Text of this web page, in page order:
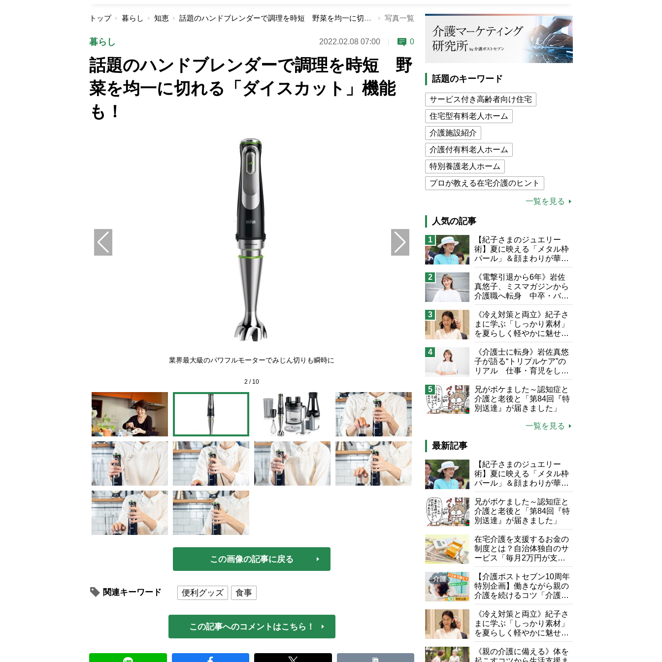
トップ 暮らし 知恵 話題のハンドブレンダーで調理を時短 野菜を均一に切れる「ダイスカット」機能も！ 写真一覧
暮らし 2022.02.08 07:00 0
話題のハンドブレンダーで調理を時短 野
菜を均一に切れる「ダイスカット」機能
も！
業界最大級のパワフルモーターでみじん切りも瞬時に
【1】専用スタンド【2】フードプロセッサー【3】本体＋アクティブブレード
ップ【5】こねベラ【6】カッター【7】カッターツール【8】泡立て器。使用
カップに洗剤とぬるま湯を入れて10～20秒間攪拌させるだけ。本体を立てか
きで、調理中も収納時も場所を取らない
2 / 10
この画像の記事に戻る
関連キーワード 便利グッズ 食事
この記事へのコメントはこちら！
話題のキーワード
サービス付き高齢者向け住宅
住宅型有料老人ホーム
介護施設紹介
介護付有料老人ホーム
特別養護老人ホーム
プロが教える在宅介護のヒント
介護食
高木ブー
ケアマネジャー
猫が母になつきません
息子の遠距離介護サバイバル術
兄がボケました
便利なサービス
予防法
一覧を見る
人気の記事
1
【紀子さまのジュエリー
術】夏に映える「メタル枠
パール」＆顔まわりが華や
ぐ「揺れる一粒」の使い分
け方
2
《電撃引退から6年》岩佐
真悠子、ミスマガジンから
介護職へ転身 中卒・バイ
ト経験ゼロの彼女が見つけ
た“居場所”「社会の役に立
ちながら自分らしくいられ
る」
3
《冷え対策と両立》紀子さ
まに学ぶ「しっかり素材」
を夏らしく軽やかに魅せる
3つの着こなし法則
4
《介護士に転身》岩佐真悠
子が語る“トリプルケア”の
リアル 仕事・育児をしな
がら96歳の義祖母と同居し
て介護 プロだから言える
「家での介護は“雑”でも気
にしない」
5
兄がボケました～認知症と
介護と老後と「第84回『特
別送達』が届きました」
一覧を見る
最新記事
【紀子さまのジュエリー
術】夏に映える「メタル枠
パール」＆顔まわりが華や
ぐ「揺れる一粒」の使い分
け方
兄がボケました～認知症と
介護と老後と「第84回『特
別送達』が届きました」
在宅介護を支援するお金の
制度とは？自治体独自のサ
ービス「毎月2万円が支給
される」ケースも【FP解
説】
【介護ポストセブン10周年
特別企画】働きながら親の
介護を続けるコツ「介護は
10年以上続くことも…3つ
のフェーズに分けて考えて
みよう」【社会福祉士解
説】
《冷え対策と両立》紀子さ
まに学ぶ「しっかり素材」
を夏らしく軽やかに魅せる
3つの着こなし法則
《親の介護に備える》体を